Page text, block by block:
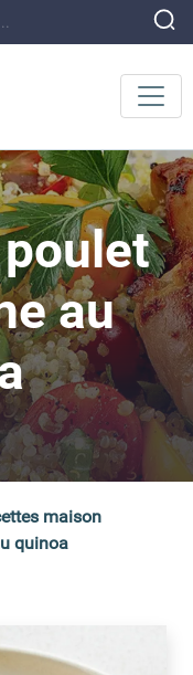
au
maison
quinoa